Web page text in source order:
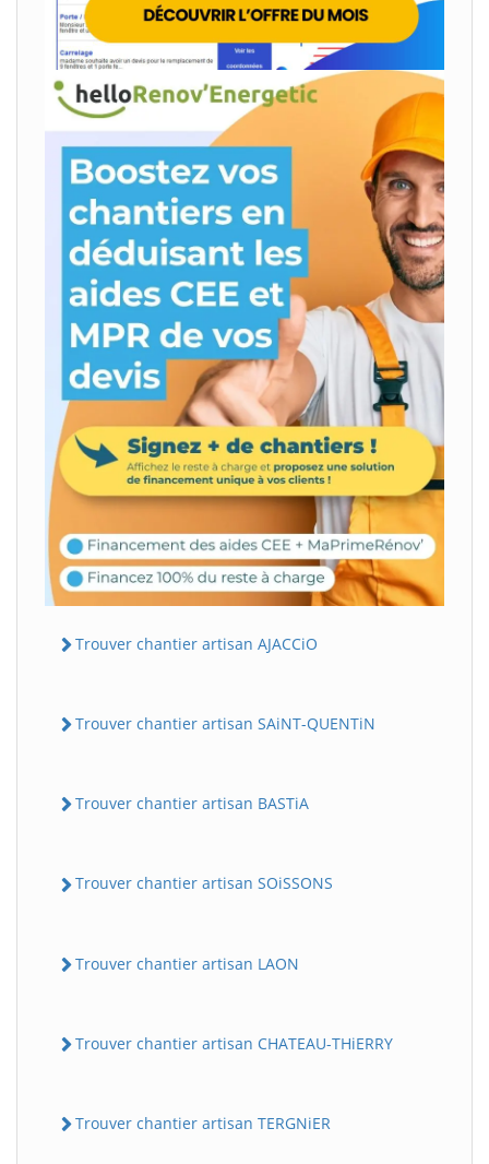
Trouver chantier artisan AJACCiO
Trouver chantier artisan SAiNT-QUENTiN
Trouver chantier artisan BASTiA
Trouver chantier artisan SOiSSONS
Trouver chantier artisan LAON
Trouver chantier artisan CHATEAU-THiERRY
Trouver chantier artisan TERGNiER